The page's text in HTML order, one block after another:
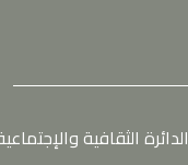
الدائرة الثقافية والإجتماعية